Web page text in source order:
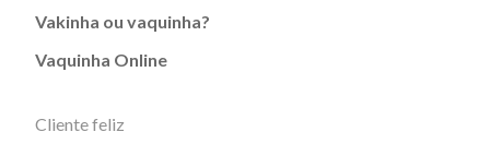
Vakinha ou vaquinha?
Vaquinha Online
Cliente feliz